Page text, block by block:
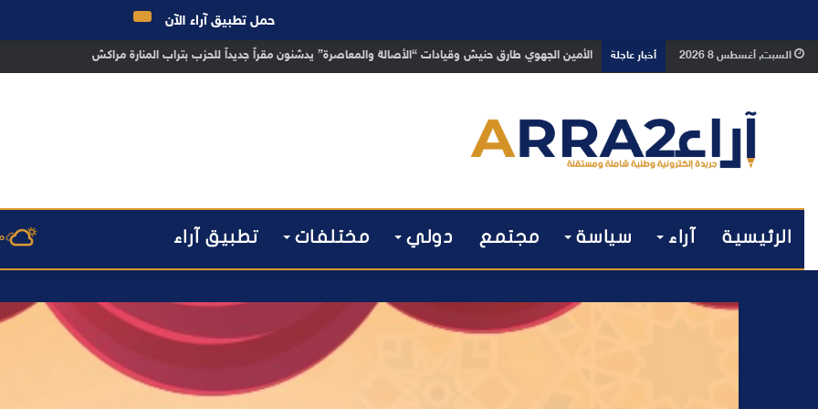
السبت, أغسطس 8 2026 أخبار عاجلة بعد تداول فيديو يوثق العملية.. أمن مراكش يطيح بقاصر مشتبه في تورطه في سرقة مسلحة..
الرئيسية آراء سياسة مجتمع دولي مختلفات تطبيق آراء
حمل تطبيق آراء الآن